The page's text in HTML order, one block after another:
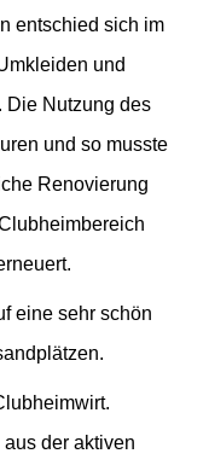
entschied sich im
und
Die Nutzung des
und so musste
Renovierung
eine sehr schön
der aktiven